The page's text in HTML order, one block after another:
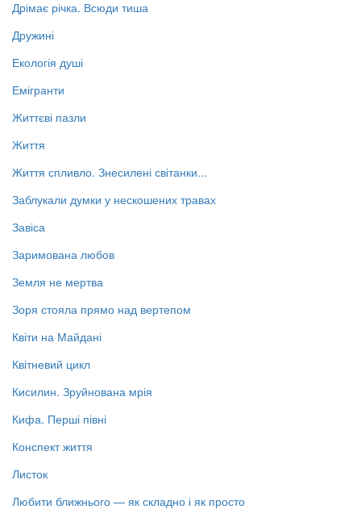
Дрімає річка. Всюди тиша
Дружині
Екологія душі
Емігранти
Життєві пазли
Життя
Життя спливло. Знесилені світанки...
Заблукали думки у нескошених травах
Завіса
Заримована любов
Земля не мертва
Зоря стояла прямо над вертепом
Квіти на Майдані
Квітневий цикл
Кисилин. Зруйнована мрія
Кифа. Перші півні
Конспект життя
Листок
Любити ближнього — як складно і як просто